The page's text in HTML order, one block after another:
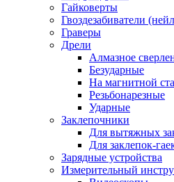
Гайковерты
Гвоздезабиватели
Граверы
Дрели
Алмазное
Безударные
На магнитной
Резьбонарезные
Ударные
Заклепочники
Для вытяжных
Для заклепок-
Зарядные устройства
Измерительный